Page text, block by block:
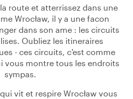
route et atterrissez dans une
Wrocław, il y a une facon
dans son ame : les circuits
Oubliez les itineraires
- ces circuits, c'est comme
vous montre tous les endroits
sympas.
vit et respire Wrocław vous